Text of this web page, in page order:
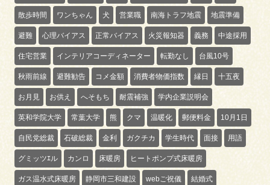
散歩時間 ワンちゃん 犬 営業職 南海トラフ地震 地震準備
避難 心理バイアス 正常バイアス 火災報知器 義務 中途採用
住宅営業 インテリアコーディネーター 転勤なし 台風10号
秋雨前線 避難勧告 コメ金額 消費者物価指数 縁日 十五夜
お月見 お供え へそもち 耐震補強 学内企業説明会
英和学院大学 常葉大学 熊 クマ 温暖化 郵便料金 10月1日
自民党総裁 石破総裁 金利 ガクチカ 学生時代 面接 用語
グミッツｴル カンロ 床暖房 ヒートポンプ式床暖房
ガス温水式床暖房 静岡市三和建設 webご祝儀 結婚式